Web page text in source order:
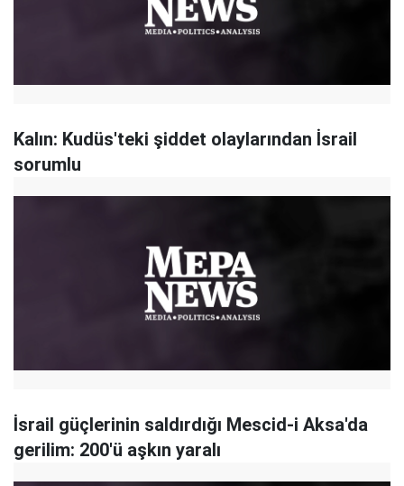
Kalın: Kudüs'teki şiddet olaylarından İsrail
sorumlu
İsrail güçlerinin saldırdığı Mescid-i Aksa'da
gerilim: 200'ü aşkın yaralı